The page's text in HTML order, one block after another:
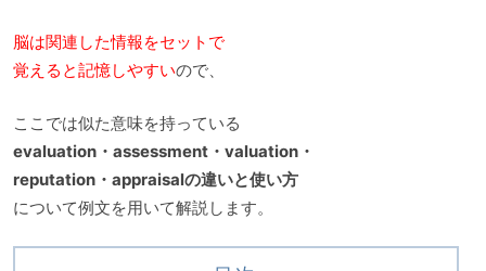
脳は関連した情報をセットで
覚えると記憶しやすいので、
ここでは似た意味を持っている
evaluation・assessment・valuation・
reputation・appraisalの違いと使い方
について例文を用いて解説します。